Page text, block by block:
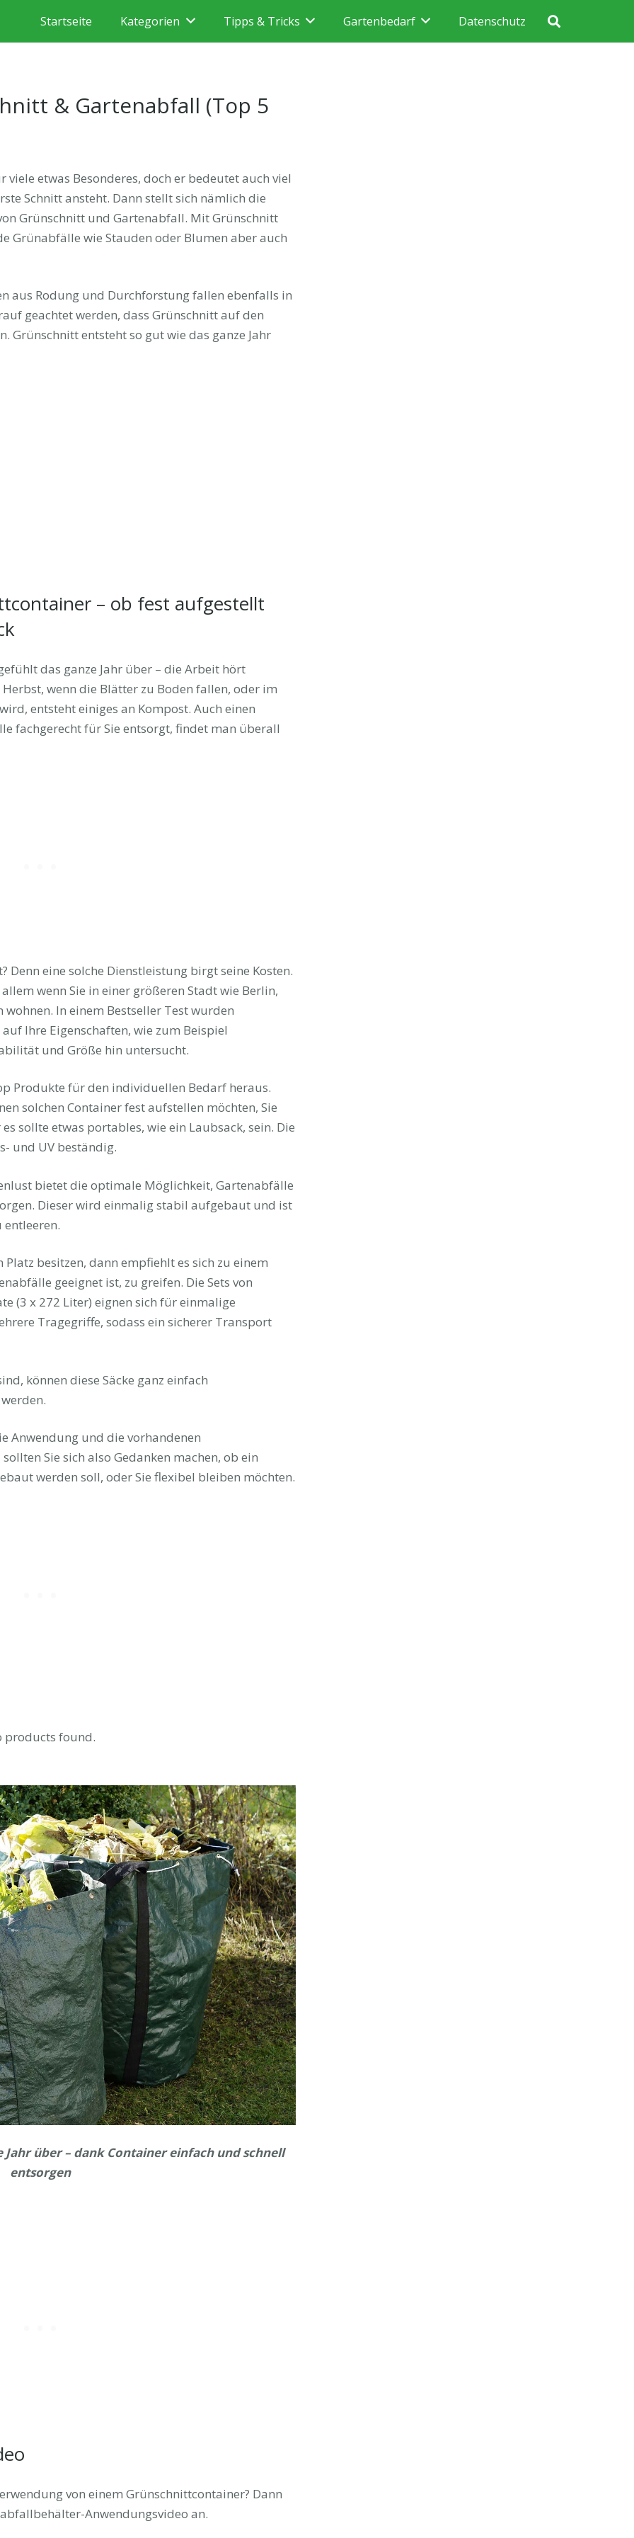
Startseite Kategorien Tipps & Tricks Gartenbedarf Datenschutz
& Gartenabfall (Top 5
viele etwas Besonderes, doch er bedeutet auch viel
Schnitt ansteht. Dann stellt sich nämlich die
Grünschnitt und Gartenabfall. Mit Grünschnitt
Grünabfälle wie Stauden oder Blumen aber auch
aus Rodung und Durchforstung fallen ebenfalls in
geachtet werden, dass Grünschnitt auf den
Grünschnitt entsteht so gut wie das ganze Jahr
– ob fest aufgestellt
das ganze Jahr über – die Arbeit hört
wenn die Blätter zu Boden fallen, oder im
entsteht einiges an Kompost. Auch einen
fachgerecht für Sie entsorgt, findet man überall
Denn eine solche Dienstleistung birgt seine Kosten.
wenn Sie in einer größeren Stadt wie Berlin,
In einem Bestseller Test wurden
Ihre Eigenschaften, wie zum Beispiel
und Größe hin untersucht.
Produkte für den individuellen Bedarf heraus.
solchen Container fest aufstellen möchten, Sie
sollte etwas portables, wie ein Laubsack, sein. Die
und UV beständig.
bietet die optimale Möglichkeit, Gartenabfälle
Dieser wird einmalig stabil aufgebaut und ist
entleeren.
besitzen, dann empfiehlt es sich zu einem
geeignet ist, zu greifen. Die Sets von
(3 x 272 Liter) eignen sich für einmalige
Tragegriffe, sodass ein sicherer Transport
können diese Säcke ganz einfach
Anwendung und die vorhandenen
Sie sich also Gedanken machen, ob ein
werden soll, oder Sie flexibel bleiben möchten.
products found.
über – dank Container einfach und schnell
entsorgen
von einem Grünschnittcontainer? Dann
Anwendungsvideo an.